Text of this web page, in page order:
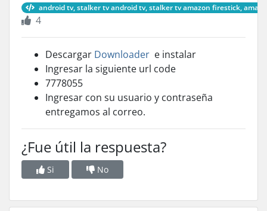
android tv, stalker tv android tv, stalker tv amazon firestick,
4
Descargar Downloader e instalar
Ingresar la siguiente url code
7778055
Ingresar con su usuario y contraseña
entregamos al correo.
¿Fue útil la respuesta?
Si No